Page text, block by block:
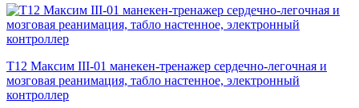
Т12 Максим III-01 манекен-тренажер сердечно-легочная и
мозговая реанимация, табло настенное, электронный
контроллер